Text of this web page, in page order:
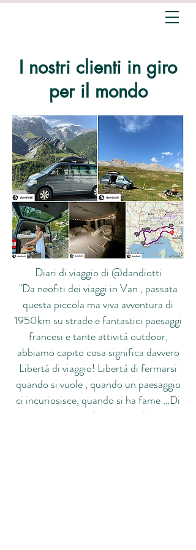
I nostri clienti in giro
per il mondo
Diari di viaggio di @dandiotti
"Da neofiti dei viaggi in Van , passata
questa piccola ma viva avventura di
1950km su strade e fantastici paesaggi
francesi e tante attività outdoor,
abbiamo capito cosa significa davvero
Libertá di viaggio! Libertà di fermarsi
quando si vuole , quando un paesaggio
ci incuriosisce, quando si ha fame …Di
non avere orari di partenza di arrivi,